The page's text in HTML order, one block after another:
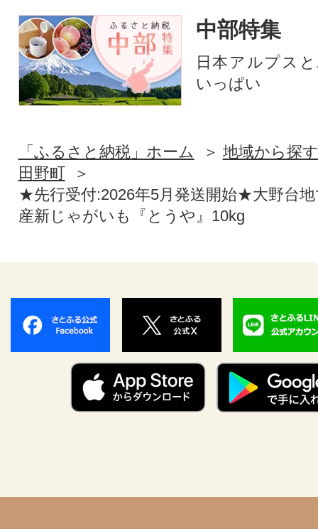
中部特集
日本アルプス
いっぱい
「ふるさと納税」ホーム
地域から探す
田野町
★先行受付:2026年5月発送開始★大野台
産新じゃがいも『とうや』10kg